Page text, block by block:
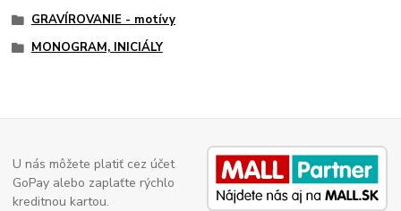
GRAVÍROVANIE - motívy
MONOGRAM, INICIÁLY
U nás môžete platiť cez účet
GoPay alebo zaplaťte rýchlo
kreditnou kartou.